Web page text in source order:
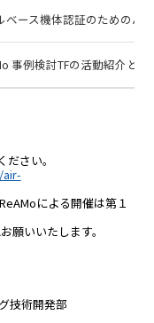
ベース機体認証のためのバ
事例検討TFの活動紹介と
さい。
による開催は第１
いいたします。
技術開発部